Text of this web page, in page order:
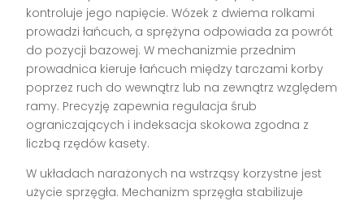
kontroluje jego napięcie. Wózek z dwiema rolkami
prowadzi łańcuch, a sprężyna odpowiada za powrót
do pozycji bazowej. W mechanizmie przednim
prowadnica kieruje łańcuch między tarczami korby
poprzez ruch do wewnątrz lub na zewnątrz względem
ramy. Precyzję zapewnia regulacja śrub
ograniczających i indeksacja skokowa zgodna z
liczbą rzędów kasety.
W układach narażonych na wstrząsy korzystne jest
użycie sprzęgła. Mechanizm sprzęgła stabilizuje